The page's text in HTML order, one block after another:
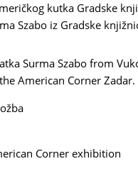
kutka Gradske
Szabo iz Gradske
Surma Szabo from
American Corner Zadar.
Corner exhibition